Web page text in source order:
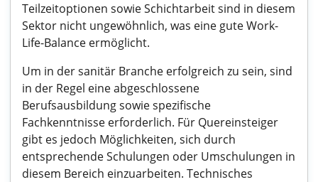
Teilzeitoptionen sowie Schichtarbeit sind in diesem
Sektor nicht ungewöhnlich, was eine gute Work-
Life-Balance ermöglicht.
Um in der sanitär Branche erfolgreich zu sein, sind
in der Regel eine abgeschlossene
Berufsausbildung sowie spezifische
Fachkenntnisse erforderlich. Für Quereinsteiger
gibt es jedoch Möglichkeiten, sich durch
entsprechende Schulungen oder Umschulungen in
diesem Bereich einzuarbeiten. Technisches